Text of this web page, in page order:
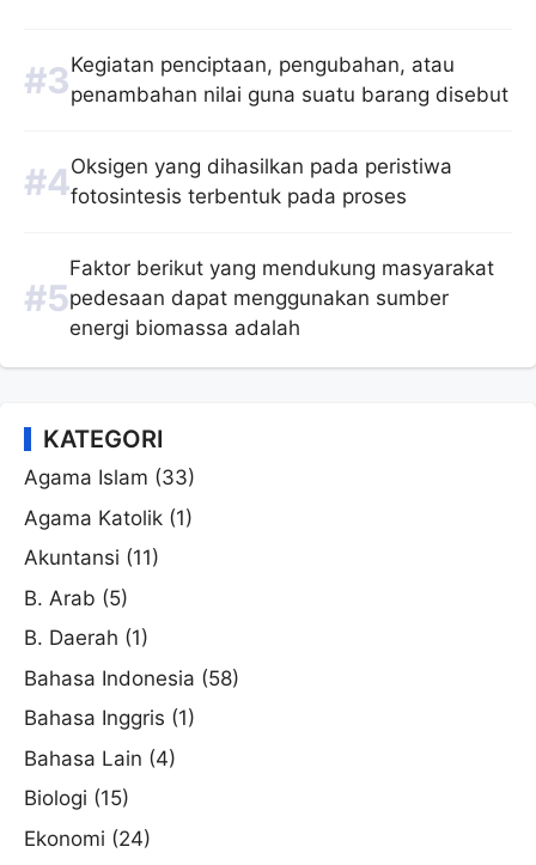
Kegiatan penciptaan, pengubahan, atau
penambahan nilai guna suatu barang disebut
Oksigen yang dihasilkan pada peristiwa
fotosintesis terbentuk pada proses
Faktor berikut yang mendukung masyarakat
pedesaan dapat menggunakan sumber
energi biomassa adalah
KATEGORI
Agama Islam (33)
Agama Katolik (1)
Akuntansi (11)
B. Arab (5)
B. Daerah (1)
Bahasa Indonesia (58)
Bahasa Inggris (1)
Bahasa Lain (4)
Biologi (15)
Ekonomi (24)